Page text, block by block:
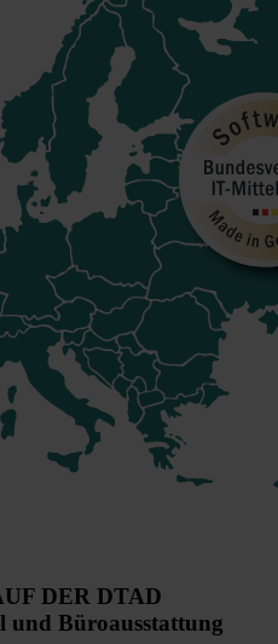
DER DTAD
und Büroausstattung